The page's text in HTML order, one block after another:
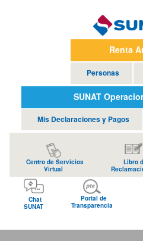
Renta
Personas
SUNAT
Mis Declaraciones y Pagos
Centro de Servicios
Virtual
Libro
Chat
SUNAT
Portal de
Transparencia